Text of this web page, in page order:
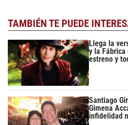
TAMBIÉN TE PUEDE
Llega la
y la Fábrica
estreno y
Santiago
Gimena
infidelidad